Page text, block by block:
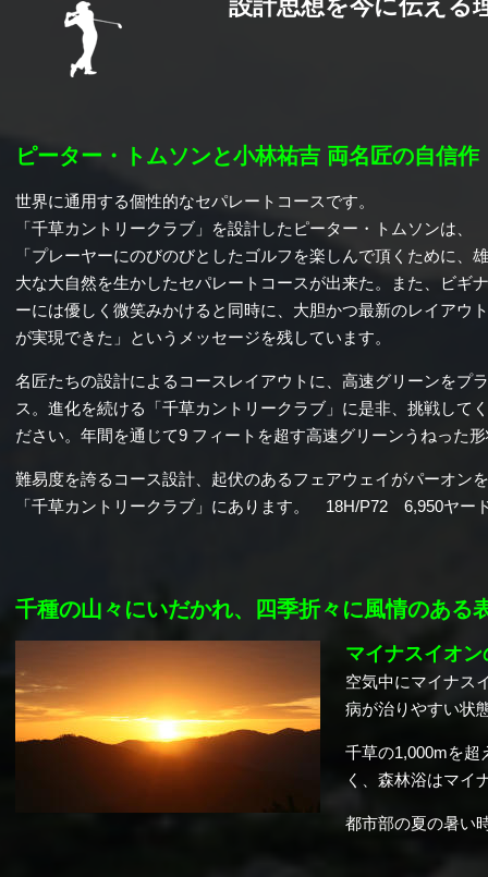
設計思想を今に伝える
ピーター・トムソンと小林祐吉 両名匠の自信作
世界に通用する個性的なセパレートコースです。
「千草カントリークラブ」を設計したピーター・トムソンは、
「プレーヤーにのびのびとしたゴルフを楽しんで頂くために、雄
大な大自然を生かしたセパレートコースが出来た。また、ビギナ
ーには優しく微笑みかけると同時に、大胆かつ最新のレイアウト
が実現できた」というメッセージを残しています。
名匠たちの設計によるコースレイアウトに、高速グリーンをプラ
ス。進化を続ける「千草カントリークラブ」に是非、挑戦してく
ださい。年間を通じて9 フィートを超す高速グリーンうねった
難易度を誇るコース設計、起伏のあるフェアウェイがパーオン
「千草カントリークラブ」にあります。 18H/P72 6,950ヤ
千種の山々にいだかれ、四季折々に風情のある
マイナスイオン
空気中にマイナス
病が治りやすい状
千草の1,000mを超
く、森林浴はマイ
都市部の夏の暑い